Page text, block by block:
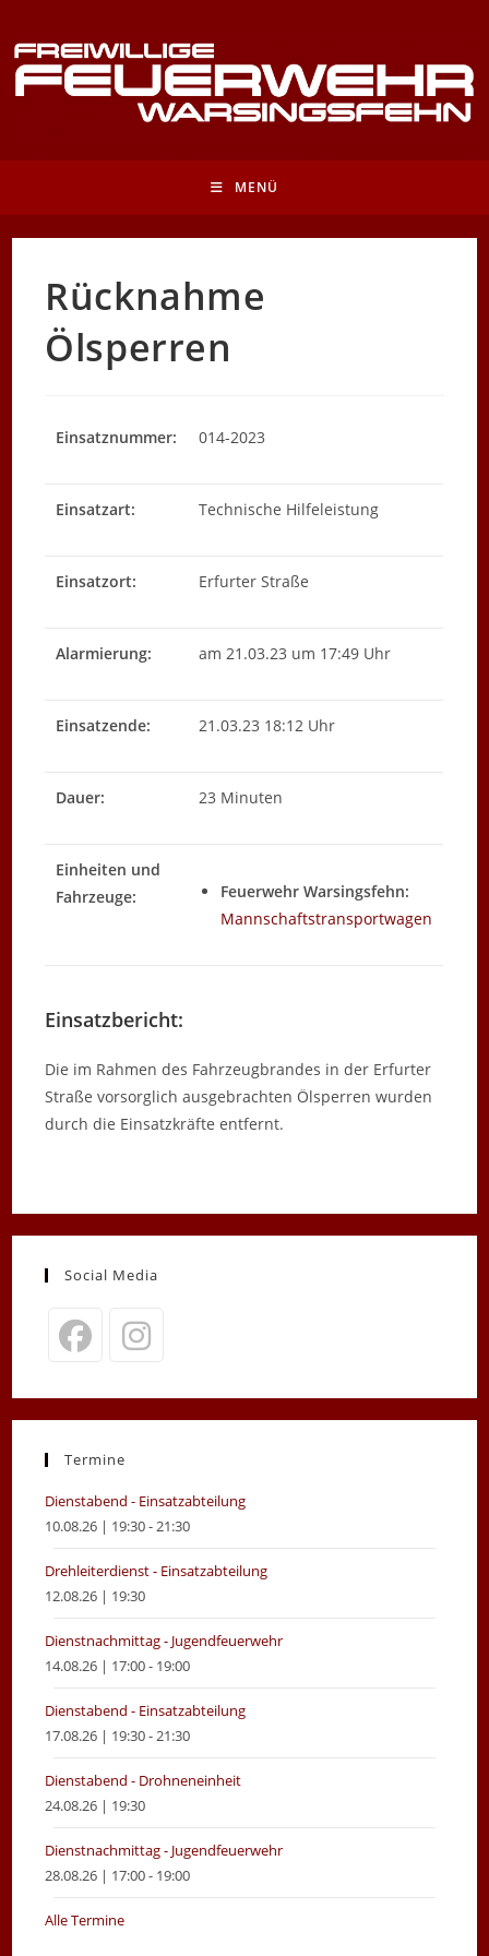
Inhalt
springen
MENÜ
Rücknahme
Ölsperren
Einsatznummer: 014-2023
Einsatzart: Technische Hilfeleistung
Einsatzort: Erfurter Straße
Alarmierung: am 21.03.23 um 17:49 Uhr
Einsatzende: 21.03.23 18:12 Uhr
Dauer: 23 Minuten
Einheiten und
Fahrzeuge:
Feuerwehr Warsingsfehn:
Mannschaftstransportwagen
Einsatzbericht:
Die im Rahmen des Fahrzeugbrandes in der Erfurter
Straße vorsorglich ausgebrachten Ölsperren wurden
durch die Einsatzkräfte entfernt.
Social Media
in
new
in
new
Termine
Dienstabend - Einsatzabteilung
10.08.26 | 19:30 - 21:30
Drehleiterdienst - Einsatzabteilung
12.08.26 | 19:30
Dienstnachmittag - Jugendfeuerwehr
14.08.26 | 17:00 - 19:00
Dienstabend - Einsatzabteilung
17.08.26 | 19:30 - 21:30
Dienstabend - Drohneneinheit
24.08.26 | 19:30
Dienstnachmittag - Jugendfeuerwehr
28.08.26 | 17:00 - 19:00
Alle Termine